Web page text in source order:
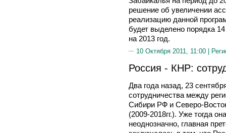
решение об увеличении
реализацию данной
будет выделено порядка
на 2013 год.
10 Октября 2011, 11:00 |
Россия - КНР:
Два года назад, 23
сотрудничества между
Сибири РФ и Северо-
(2009-2018гг.). Уже тогда
неоднозначно, главная